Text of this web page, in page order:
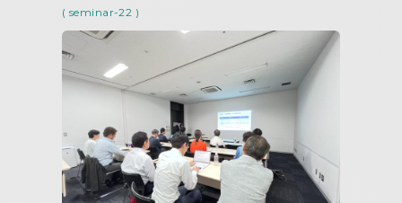
( seminar-22 )